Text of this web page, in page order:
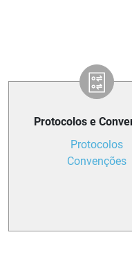
Protocolos e
Protocolos
Convenções